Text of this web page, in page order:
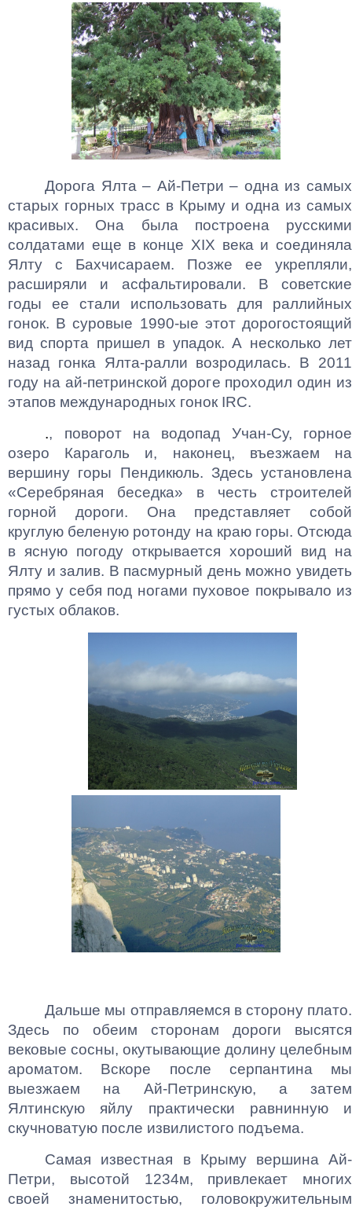
Дорога Ялта – Ай-Петри – одна из самых
старых горных трасс в Крыму и одна из самых
красивых. Она была построена русскими
солдатами еще в конце XIX века и соединяла
Ялту с Бахчисараем. Позже ее укрепляли,
расширяли и асфальтировали. В советские
годы ее стали использовать для раллийных
гонок. В суровые 1990-ые этот дорогостоящий
вид спорта пришел в упадок. А несколько лет
назад гонка Ялта-ралли возродилась. В 2011
году на ай-петринской дороге проходил один из
этапов международных гонок IRC.
., поворот на водопад Учан-Су, горное
озеро Караголь и, наконец, въезжаем на
вершину горы Пендикюль. Здесь установлена
«Серебряная беседка» в честь строителей
горной дороги. Она представляет собой
круглую беленую ротонду на краю горы. Отсюда
в ясную погоду открывается хороший вид на
Ялту и залив. В пасмурный день можно увидеть
прямо у себя под ногами пуховое покрывало из
густых облаков.
Дальше мы отправляемся в сторону плато.
Здесь по обеим сторонам дороги высятся
вековые сосны, окутывающие долину целебным
ароматом. Вскоре после серпантина мы
выезжаем на Ай-Петринскую, а затем
Ялтинскую яйлу практически равнинную и
скучноватую после извилистого подъема.
Самая известная в Крыму вершина Ай-
Петри, высотой 1234м, привлекает многих
своей знаменитостью, головокружительным